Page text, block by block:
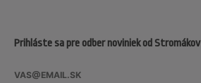
Prihláste sa pre odber noviniek od Stromákov